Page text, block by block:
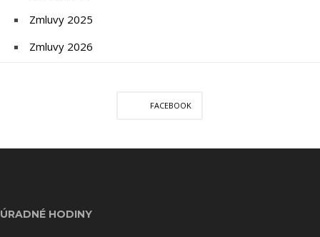
Zmluvy 2025
Zmluvy 2026
FACEBOOK
ÚRADNÉ HODINY